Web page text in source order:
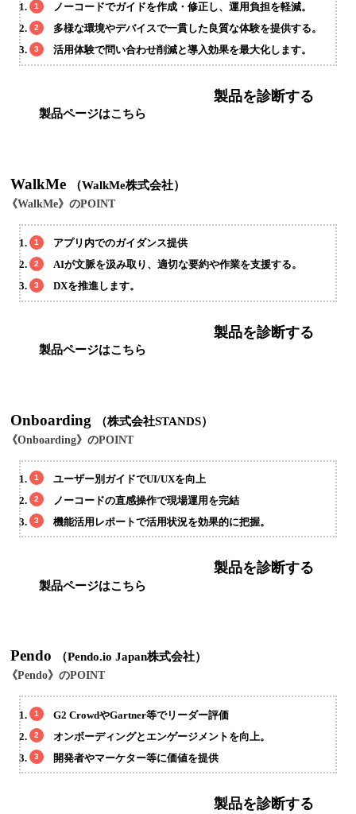
ノーコードでガイドを作成・修正し、運用負担を軽減。
多様な環境やデバイスで一貫した良質な体験を提供する。
活用体験で問い合わせ削減と導入効果を最大化します。
製品ページはこちら
製品を診断する
WalkMe （WalkMe株式会社）
《WalkMe》のPOINT
アプリ内でのガイダンス提供
AIが文脈を汲み取り、適切な要約や作業を支援する。
DXを推進します。
製品ページはこちら
製品を診断する
Onboarding （株式会社STANDS）
《Onboarding》のPOINT
ユーザー別ガイドでUI/UXを向上
ノーコードの直感操作で現場運用を完結
機能活用レポートで活用状況を効果的に把握。
製品ページはこちら
製品を診断する
Pendo （Pendo.io Japan株式会社）
《Pendo》のPOINT
G2 CrowdやGartner等でリーダー評価
オンボーディングとエンゲージメントを向上。
開発者やマーケター等に価値を提供
製品を診断する